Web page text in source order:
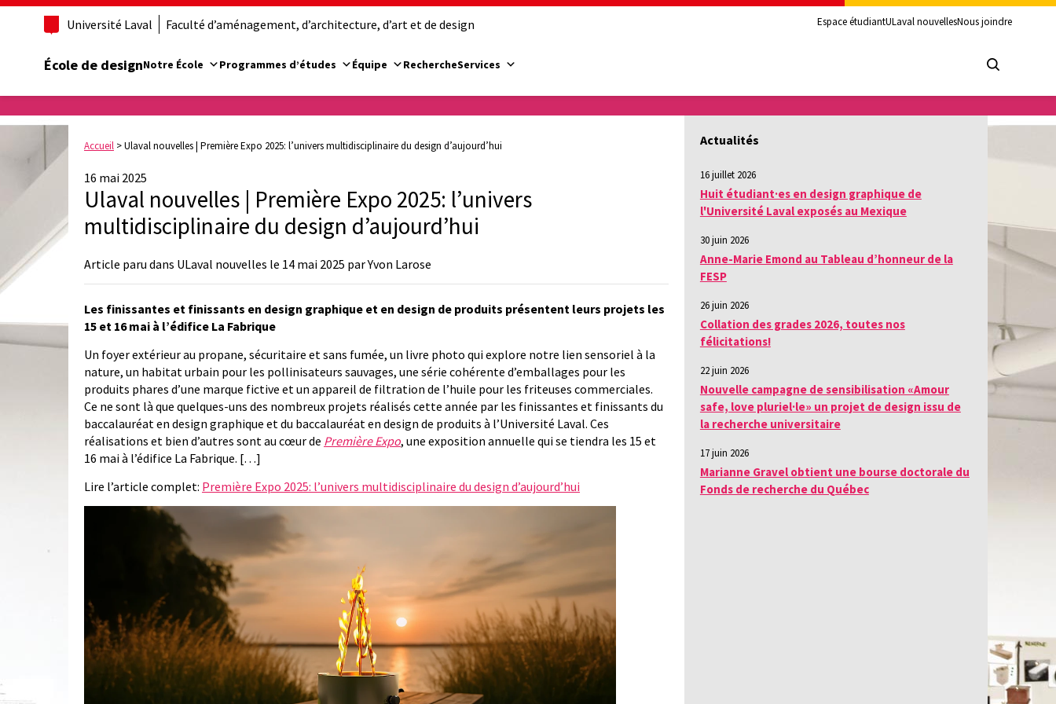
Université Laval Faculté d’aménagement, d’architecture, d’art et de design Espace étudiantULaval nouvellesNous joindre
École de designNotre École Programmes d’études Équipe RechercheServices
Accueil >Ulaval nouvelles | Première Expo 2025: l’univers multidisciplinaire du design d’aujourd’hui
16 mai 2025
Ulaval nouvelles | Première Expo 2025: l’univers
multidisciplinaire du design d’aujourd’hui
Article paru dans ULaval nouvelles le 14 mai 2025 par Yvon Larose
Les finissantes et finissants en design graphique et en design de produits présentent leurs projets les
15 et 16 mai à l’édifice La Fabrique
Un foyer extérieur au propane, sécuritaire et sans fumée, un livre photo qui explore notre lien sensoriel à la
nature, un habitat urbain pour les pollinisateurs sauvages, une série cohérente d’emballages pour les
produits phares d’une marque fictive et un appareil de filtration de l’huile pour les friteuses commerciales.
Ce ne sont là que quelques-uns des nombreux projets réalisés cette année par les finissantes et finissants du
baccalauréat en design graphique et du baccalauréat en design de produits à l’Université Laval. Ces
réalisations et bien d’autres sont au cœur de Première Expo, une exposition annuelle qui se tiendra les 15 et
16 mai à l’édifice La Fabrique. […]
Lire l’article complet: Première Expo 2025: l’univers multidisciplinaire du design d’aujourd’hui
Actualités
16 juillet 2026
Huit étudiant·es en design graphique de
l'Université Laval exposés au Mexique
30 juin 2026
Anne-Marie Emond au Tableau d’honneur de la
FESP
26 juin 2026
Collation des grades 2026, toutes nos
félicitations!
22 juin 2026
Nouvelle campagne de sensibilisation «Amour
safe, love pluriel·le» un projet de design issu de
la recherche universitaire
17 juin 2026
Marianne Gravel obtient une bourse doctorale du
Fonds de recherche du Québec